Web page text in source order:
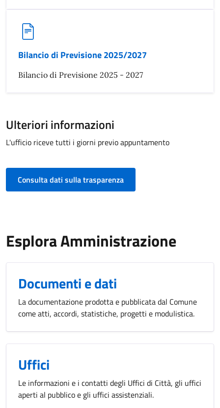
Bilancio di Previsione 2025/2027
Bilancio di Previsione 2025 - 2027
Ulteriori informazioni
L'ufficio riceve tutti i giorni previo appuntamento
Consulta dati sulla trasparenza
Esplora Amministrazione
Documenti e dati
La documentazione prodotta e pubblicata dal Comune
come atti, accordi, statistiche, progetti e modulistica.
Uffici
Le informazioni e i contatti degli Uffici di Città, gli uffici
aperti al pubblico e gli uffici assistenziali.